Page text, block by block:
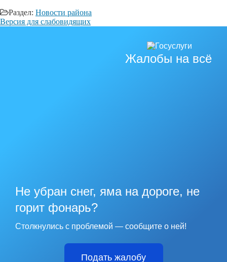
Раздел: Новости района
Версия для слабовидящих
Жалобы на всё
Не убран снег, яма на дороге, не
горит фонарь?
Столкнулись с проблемой — сообщите о ней!
Подать жалобу